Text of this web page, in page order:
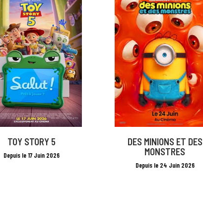
TOY STORY 5
Depuis le 17 Juin 2026
DES MINIONS ET DES
MONSTRES
Depuis le 24 Juin 2026